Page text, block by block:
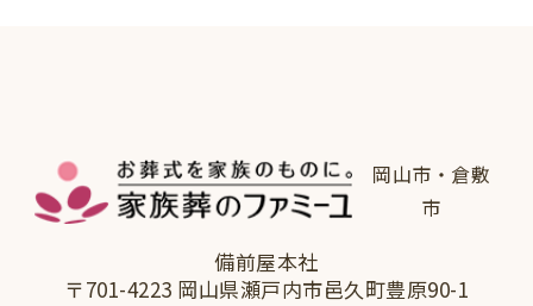
岡山市・倉敷
市
備前屋本社
〒701-4223 岡山県瀬戸内市邑久町豊原90-1